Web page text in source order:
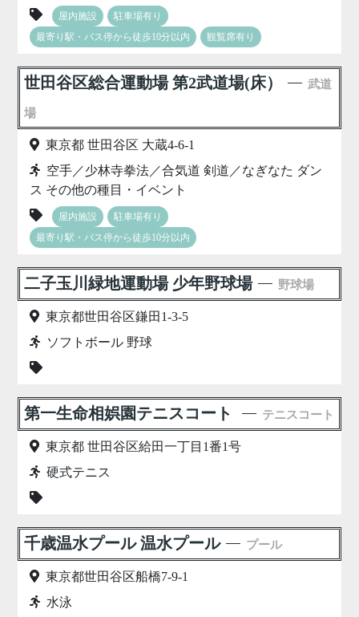
屋内施設
駐車場有り
最寄り駅・バス停から徒歩10分以内
観覧席有り
世田谷区総合運動場 第2武道場(床） 武道
場
東京都 世田谷区 大蔵4-6-1
空手／少林寺拳法／合気道 剣道／なぎなた ダン
ス その他の種目・イベント
屋内施設
駐車場有り
最寄り駅・バス停から徒歩10分以内
二子玉川緑地運動場 少年野球場 野球場
東京都世田谷区鎌田1-3-5
ソフトボール 野球
第一生命相娯園テニスコート テニスコート
東京都 世田谷区給田一丁目1番1号
硬式テニス
千歳温水プール 温水プール プール
東京都世田谷区船橋7-9-1
水泳